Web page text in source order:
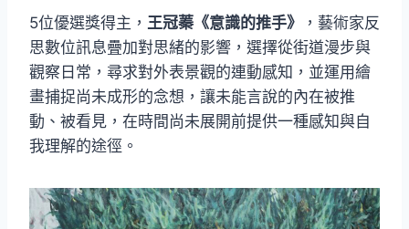
5位優選獎得主， 王冠蓁《意識的推手》
，藝術家反
思數位訊息疊加對思緒的影響，選擇從街道漫步與
觀察日常，尋求對外表景觀的連動感知，並運用繪
畫捕捉尚未成形的念想，讓未能言說的內在被推
動、被看見，在時間尚未展開前提供一種感知與自
我理解的途徑。